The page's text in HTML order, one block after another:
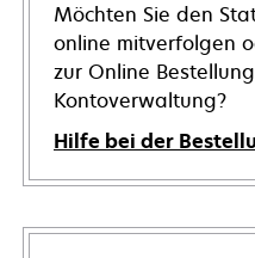
Möchten Sie den
online mitverfolgen
zur Online
Kontoverwaltung?
Hilfe bei der